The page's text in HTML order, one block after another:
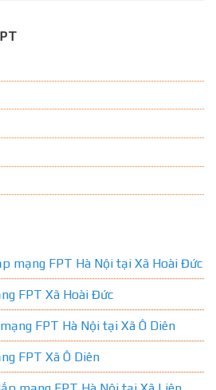
mạng FPT Hà Nội tại Xã Hoài Đức
FPT Xã Hoài Đức
FPT Hà Nội tại Xã Ô Diên
FPT Xã Ô Diên